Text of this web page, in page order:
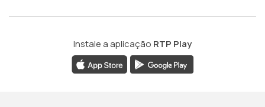
Instale a aplicação RTP Play